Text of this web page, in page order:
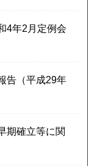
4年2月定例会
告（平成29年
期確立等に関